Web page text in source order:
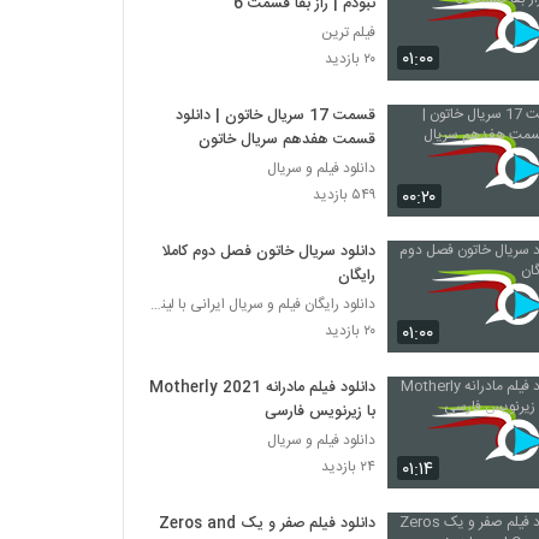
۰۱:۰۰
فیلم ترین
۲۰ بازدید
۰۰:۲۰
قسمت 17 سریال خاتون | دانلود
قسمت هفدهم سریال خاتون
دانلود فیلم و سریال
۵۴۹ بازدید
۰۱:۰۰
دانلود سریال خاتون فصل دوم کاملا
رایگان
دانلود رایگان فیلم و سریال ایرانی با لینک مستقیم
۲۰ بازدید
۰۱:۱۴
دانلود فیلم مادرانه Motherly 2021
با زیرنویس فارسی
دانلود فیلم و سریال
۲۴ بازدید
دانلود فیلم صفر و یک Zeros and